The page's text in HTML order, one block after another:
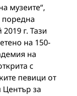
музеите“,
поредна
г. Тази
на 150-
на
с
певици от
Център за